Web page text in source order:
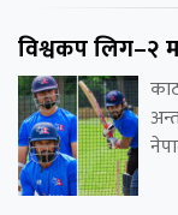
विश्वकप लिग–२